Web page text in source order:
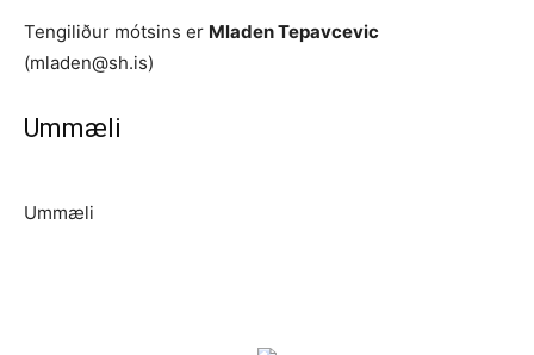
Tengiliður mótsins er Mladen Tepavcevic
(mladen@sh.is)
Ummæli
Ummæli